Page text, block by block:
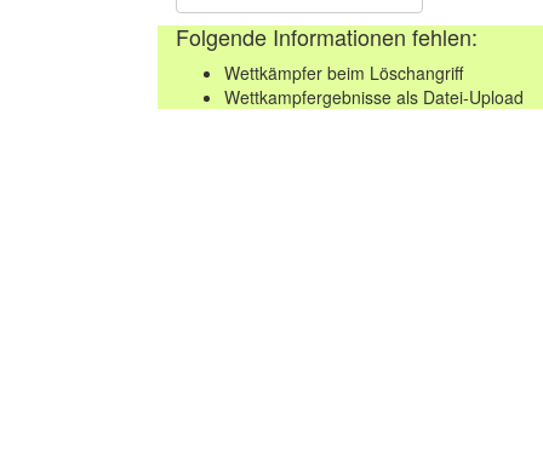
Folgende Informationen fehlen:
Wettkämpfer beim Löschangriff
Wettkampfergebnisse als Datei-Upload